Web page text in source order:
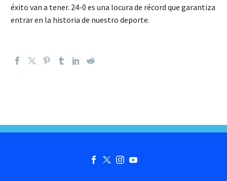
éxito van a tener. 24-0 es una locura de récord que garantiza
entrar en la historia de nuestro deporte.